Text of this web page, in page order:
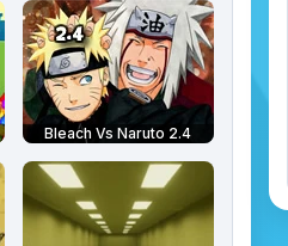
Bleach Vs Naruto 2.4